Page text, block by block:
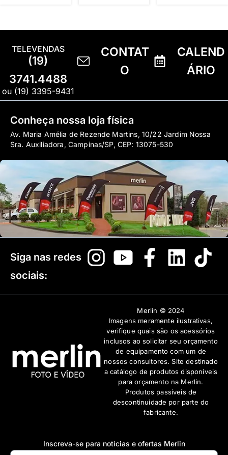
Inscreva-se para notícias e ofertas Merlin
TELEVENDAS
(19)
3741.4488
ou (19) 3395-9431
CONTAT
O
CALEND
ÁRIO
Conheça nossa loja física
Av. Maria Amélia de Rezende Martins, 10/22 Jardim Nossa
Sra. Auxiliadora, Campinas/SP, CEP: 13075-530
Siga nas redes
sociais:
Merlin © 2024
Imagens meramente ilustrativas,
verifique quais são os acessórios
inclusos ao solicitar seu orçamento
de equipamento com um de
nossos consultores. Site destinado
a catálogo de produtos disponíveis
para orçamento na Merlin.
Produtos passíveis de
descontinuidade por parte do
fabricante.